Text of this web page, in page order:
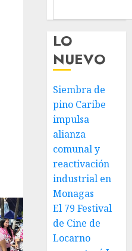
LO
NUEVO
Siembra de
pino Caribe
impulsa
alianza
comunal y
reactivación
industrial en
Monagas
El 79 Festival
de Cine de
Locarno